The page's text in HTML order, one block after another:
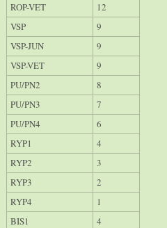
ROP-VET
12
VSP
9
VSP-JUN
9
VSP-VET
9
PU/PN2
8
PU/PN3
7
PU/PN4
6
RYP1
4
RYP2
3
RYP3
2
RYP4
1
BIS1
4